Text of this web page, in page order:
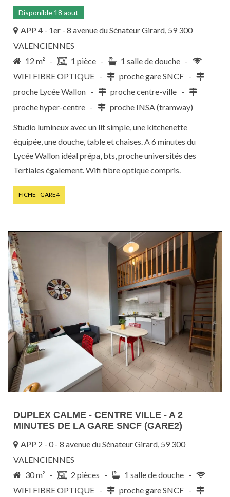
Disponible 18 aout
APP 4 - 1er - 8 avenue du Sénateur Girard, 59 300
VALENCIENNES
12 m² -
1 pièce -
1 salle de douche -
WIFI FIBRE OPTIQUE -
proche gare SNCF -
proche Lycée Wallon -
proche centre-ville -
proche hyper-centre -
proche INSA (tramway)
Studio lumineux avec un lit simple, une kitchenette
équipée, une douche, table et chaises. A 6 minutes du
Lycée Wallon idéal prépa, bts, proche universités des
Tertiales également. Wifi fibre optique compris.
FICHE - GARE4
DUPLEX CALME - CENTRE VILLE - A 2
MINUTES DE LA GARE SNCF (GARE2)
APP 2 - 0 - 8 avenue du Sénateur Girard, 59 300
VALENCIENNES
30 m² -
2 pièces -
1 salle de douche -
WIFI FIBRE OPTIQUE -
proche gare SNCF -